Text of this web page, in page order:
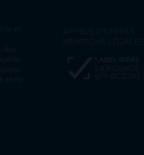
et
et
et de
APPELS D'OFFRES
MENTIONS LÉGALES